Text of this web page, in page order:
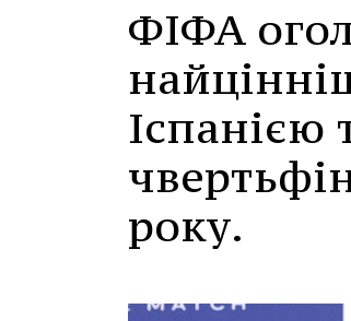
ФІФА
Іспанією
року.